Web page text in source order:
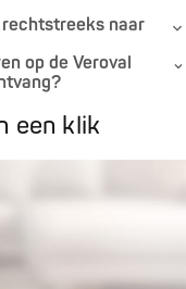
naar
op de Veroval
een klik